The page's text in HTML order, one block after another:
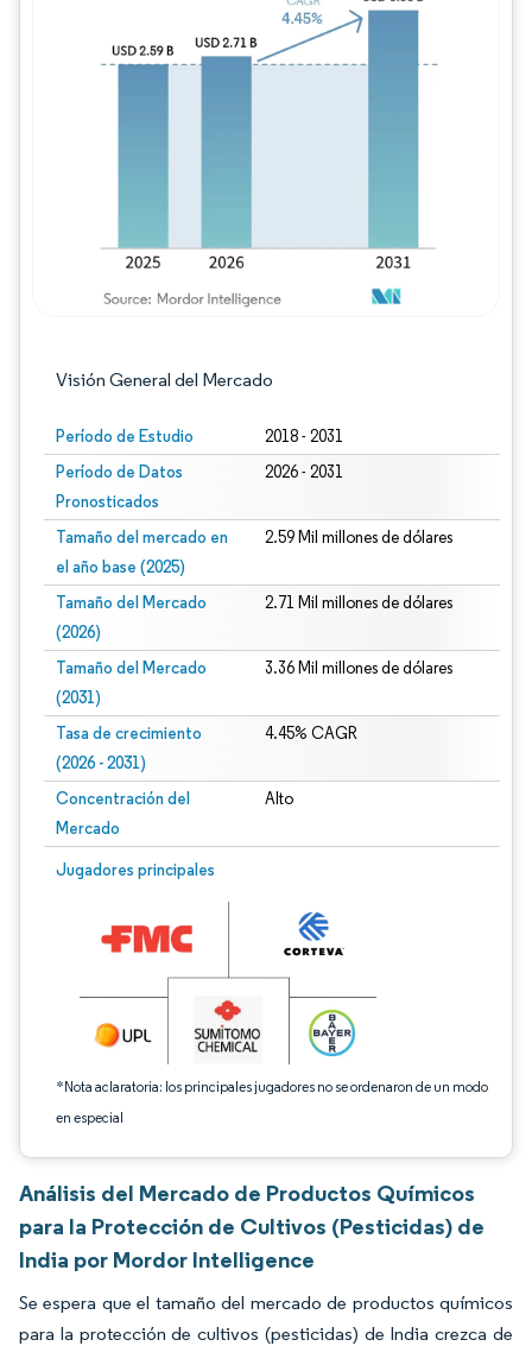
Visión General del Mercado
Período de Estudio 2018 - 2031
Período de Datos
Pronosticados
2026 - 2031
Tamaño del mercado en
el año base (2025)
2.59 Mil millones de dólares
Tamaño del Mercado
(2026)
2.71 Mil millones de dólares
Tamaño del Mercado
(2031)
3.36 Mil millones de dólares
Tasa de crecimiento
(2026 - 2031)
4.45% CAGR
Concentración del
Mercado
Alto
Jugadores principales
*Nota aclaratoria: los principales jugadores no se ordenaron de un modo
en especial
Imagen © Mordor Intelligence. El uso requiere atribución según CC BY 4.0.
Análisis del Mercado de Productos Químicos
para la Protección de Cultivos (Pesticidas) de
India por Mordor Intelligence
Se espera que el tamaño del mercado de productos químicos
para la protección de cultivos (pesticidas) de India crezca de